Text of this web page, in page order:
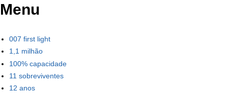
Menu
007 first light
1,1 milhão
100% capacidade
11 sobreviventes
12 anos